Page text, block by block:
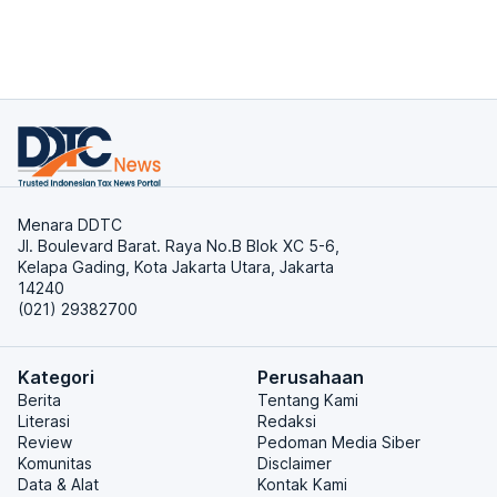
Menara DDTC
Jl. Boulevard Barat. Raya No.B Blok XC 5-6,
Kelapa Gading, Kota Jakarta Utara, Jakarta
14240
(021) 29382700
Kategori
Berita
Literasi
Review
Komunitas
Data & Alat
Perusahaan
Tentang Kami
Redaksi
Pedoman Media Siber
Disclaimer
Kontak Kami